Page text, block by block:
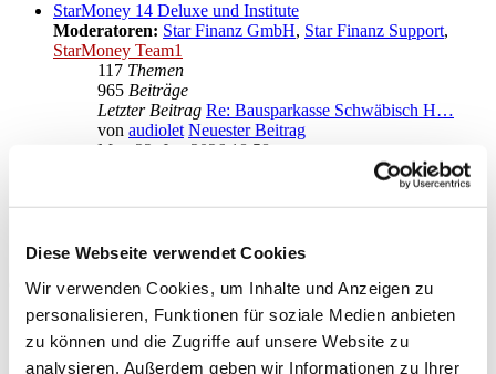
Diese Webseite verwendet Cookies
Wir verwenden Cookies, um Inhalte und Anzeigen zu
personalisieren, Funktionen für soziale Medien anbieten
zu können und die Zugriffe auf unsere Website zu
analysieren. Außerdem geben wir Informationen zu Ihrer
StarMoney 14 Deluxe und Institute
Moderatoren: Star Finanz GmbH, Star Finanz Support,
StarMoney Team1
117 Themen
965 Beiträge
Letzter Beitrag Re: Bausparkasse Schwäbisch H…
von audiolet Neuester Beitrag
Mo., 22. Jun 2026 18:58
Anregungen und Wünsche zu StarMoney 14 Deluxe
Moderatoren: Star Finanz GmbH,Star Finanz Support,
Gehe zu
Star Finanz GmbH
↳ Ankündigungen der Star Finanz GmbH
↳ Inhalte OnlineUpdates (Produktaktualisierungen)